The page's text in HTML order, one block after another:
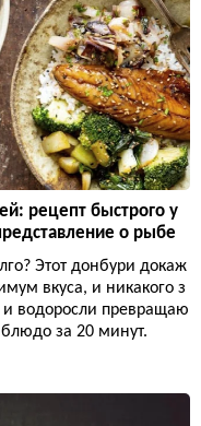
рецепт быстрого у
о рыбе
Этот донбури докаж
вкуса, и никакого з
и водоросли превращаю
за 20 минут.